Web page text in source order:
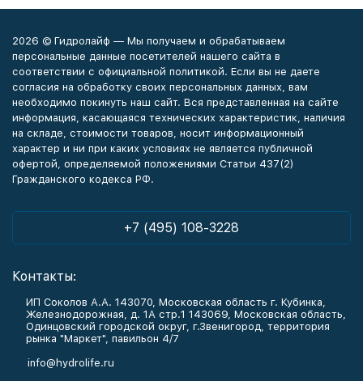
2026 © Гидролайф — Мы получаем и обрабатываем
персональные данные посетителей нашего сайта в
соответствии с официальной политикой. Если вы не даете
согласия на обработку своих персональных данных, вам
необходимо покинуть наш сайт. Вся представленная на сайте
информация, касающаяся технических характеристик, наличия
на складе, стоимости товаров, носит информационный
характер и ни при каких условиях не является публичной
офертой, определяемой положениями Статьи 437(2)
Гражданского кодекса РФ.
+7 (495) 108-3228
Контакты:
ИП Соколов А.А. 143070, Московская область г. Кубинка,
Железнодорожная, д. 1А стр.1 143069, Московская область,
Одинцовский городской округ, г.Звенигород, территория
рынка "Маркет", павильон 4/7
info@hydrolife.ru